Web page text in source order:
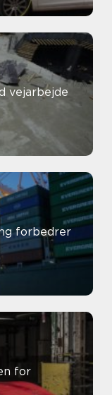
vejarbejde
forbedrer
for